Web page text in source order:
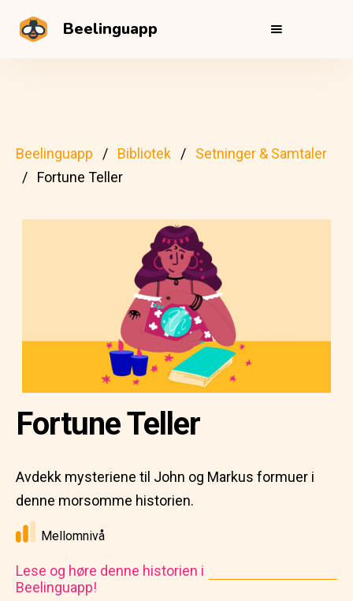
Beelinguapp
Beelinguapp Bibliotek
Setninger & Samtaler
Fortune Teller
Fortune Teller
Avdekk mysteriene til John og Markus formuer i
denne morsomme historien.
Mellomnivå
Lese og høre denne historien i
Beelinguapp!